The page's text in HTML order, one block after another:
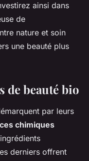
ainsi dans
de
nature et soin
une beauté plus
de beauté bio
par leurs
chimiques
derniers offrent